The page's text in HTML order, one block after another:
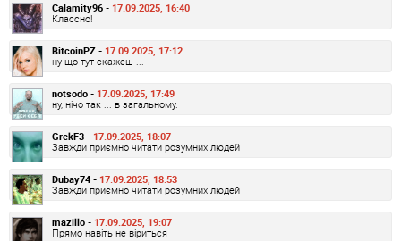
Calamity96 - 17.09.2025, 16:40
Классно!
BitcoinPZ - 17.09.2025, 17:12
ну що тут скажеш ...
notsodo - 17.09.2025, 17:49
ну, нічо так ... в загальному.
GrekF3 - 17.09.2025, 18:07
Завжди приємно читати розумних людей
Dubay74 - 17.09.2025, 18:53
Завжди приємно читати розумних людей
mazillo - 17.09.2025, 19:07
Прямо навіть не віриться